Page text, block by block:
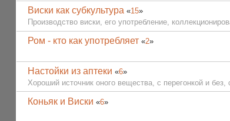
Виски как субкультура «15»
Производство виски, его употребление,
Ром - кто как употребляет «2»
Настойки из аптеки «6»
Хороший источник оного вещества, с перегонкой и без,
Коньяк и Виски «6»